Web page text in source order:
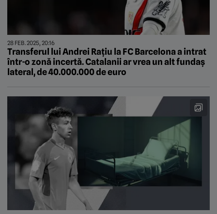
28 FEB. 2025, 20:16
Transferul lui Andrei Rațiu la FC Barcelona a intrat
într-o zonă incertă. Catalanii ar vrea un alt fundaș
lateral, de 40.000.000 de euro